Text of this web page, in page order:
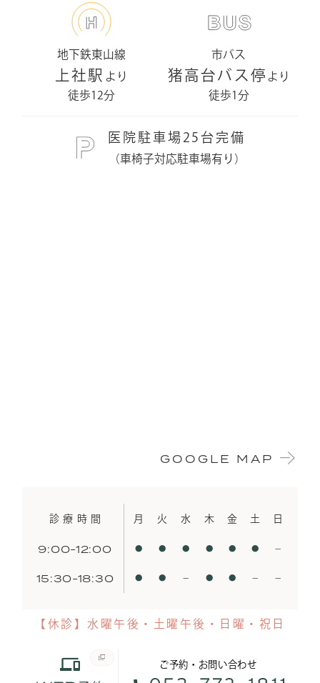
地下鉄東山線
上社駅 より
徒歩12分
市バス
猪高台バス停 より
徒歩1分
医院駐車場25台完備
（車椅子対応駐車場有り）
GOOGLE MAP
診療時間 月 火 水 木 金 土 日
9:00-12:00 ● ● ● ● ● ● −
15:30-18:30 ● ● − ● ● − −
【休診】水曜午後・土曜午後・日曜・祝日
ご予約・お問い合わせ